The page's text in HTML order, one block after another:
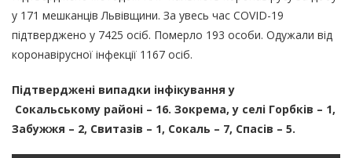
у 171 мешканців Львівщини. За увесь час COVID-19
підтверджено у 7425 осіб. Померло 193 особи. Одужали від
коронавірусної інфекції 1167 осіб.
Підтверджені випадки інфікування у
Сокальському районі – 16. Зокрема, у селі Горбків – 1,
Забужжя – 2, Свитазів – 1, Сокаль – 7, Спасів – 5.